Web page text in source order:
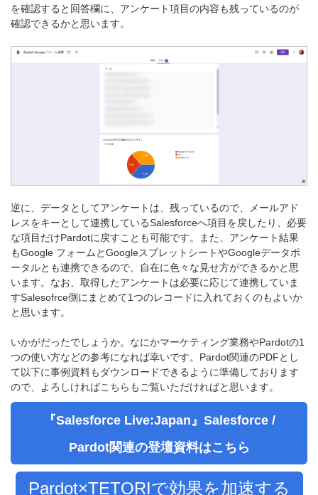
を確認すると回答欄に、アンケート項目の内容も残っているのが
確認できるかと思います。
逆に、データとしてアンケートは、残っているので、メールアド
レスをキーとして連携しているSalesforceへ項目を戻したり、必要
な項目だけPardotに戻すことも可能です。また、アンケート結果
もGoogle フォームとGoogleスプレットシートやGoogleデータポ
ータルとも連携できるので、自在に色々な見せ方ができるかと思
います。なお、取得したアンケートは必要に応じて連携していま
すSalesofrce側にまとめて1つのレコードに入れておくのもよいか
と思います。
いかがだったでしょうか。なにかマーケティング業務やPardotの1
つの使い方などの参考になれば幸いです。Pardot関連のPDFとし
て以下に事例資料もダウンロードできるように準備しております
ので、よろしければこちらもご覧いただければと思います。
『Salesforce Live:Japan』Salesforce /
Pardot関連の登壇資料はこちら
Pardot×TETORIで効果を加速する